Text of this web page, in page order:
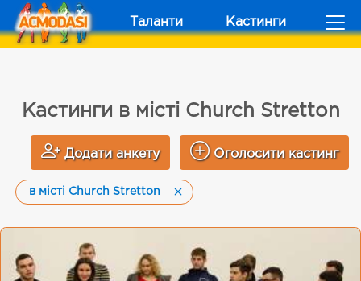
Таланти Кастинги
Кастинги в місті Church Stretton
Додати анкету Оголосити кастинг
в місті Church Stretton